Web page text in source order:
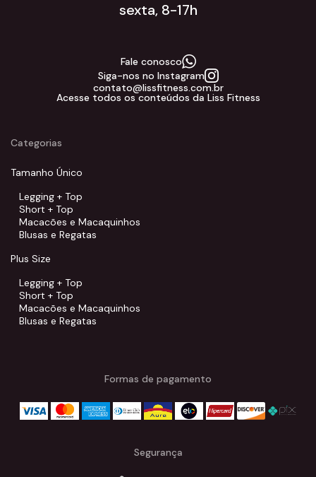
sexta, 8-17h
Fale conosco
Siga-nos no Instagram
contato@lissfitness.com.br
Acesse todos os conteúdos da Liss Fitness
Categorias
Tamanho Único
Legging + Top
Short + Top
Macacões e Macaquinhos
Blusas e Regatas
Plus Size
Legging + Top
Short + Top
Macacões e Macaquinhos
Blusas e Regatas
Formas de pagamento
Segurança